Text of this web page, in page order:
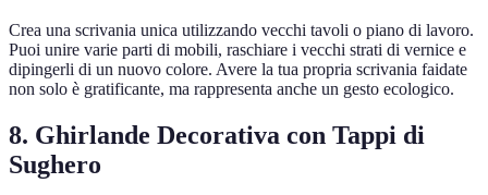
Crea una scrivania unica utilizzando vecchi tavoli o piano di lavoro.
Puoi unire varie parti di mobili, raschiare i vecchi strati di vernice e
dipingerli di un nuovo colore. Avere la tua propria scrivania faidate
non solo è gratificante, ma rappresenta anche un gesto ecologico.
8. Ghirlande Decorativa con Tappi di
Sughero